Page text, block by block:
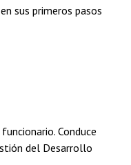
sus primeros pasos
Conduce
del Desarrollo